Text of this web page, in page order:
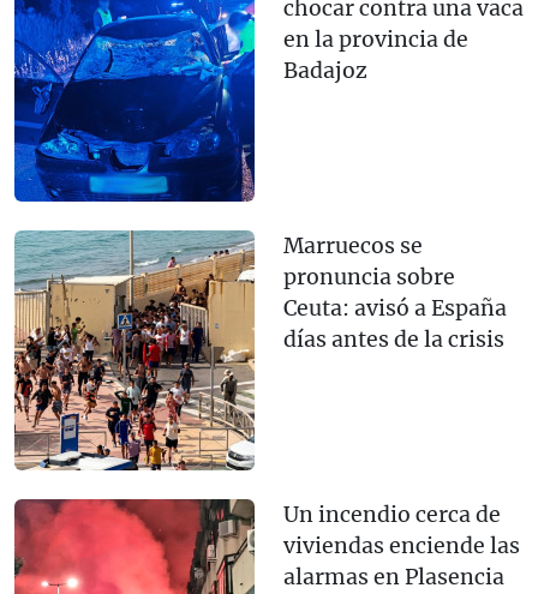
chocar contra una vaca
en la provincia de
Badajoz
Marruecos se
pronuncia sobre
Ceuta: avisó a España
días antes de la crisis
Un incendio cerca de
viviendas enciende las
alarmas en Plasencia